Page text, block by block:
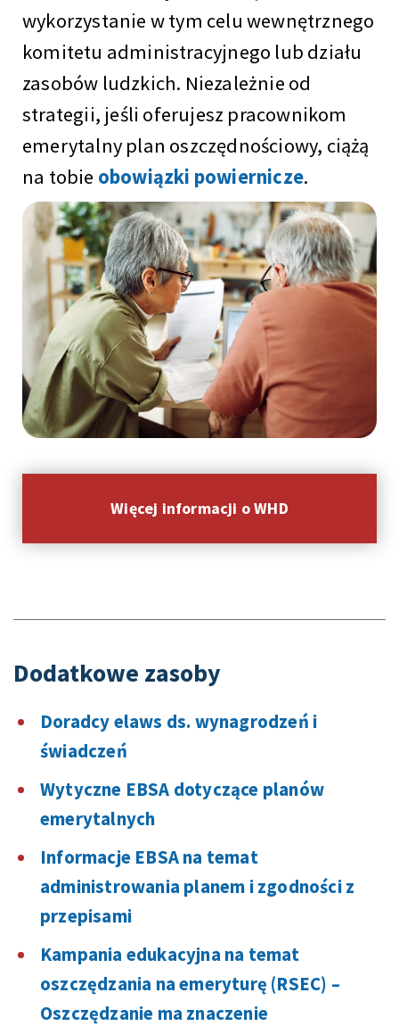
wykorzystanie w tym celu wewnętrznego
komitetu administracyjnego lub działu
zasobów ludzkich. Niezależnie od
strategii, jeśli oferujesz pracownikom
emerytalny plan oszczędnościowy, ciążą
na tobie obowiązki powiernicze.
Więcej informacji o WHD
Dodatkowe zasoby
Doradcy elaws ds. wynagrodzeń i
świadczeń
Wytyczne EBSA dotyczące planów
emerytalnych
Informacje EBSA na temat
administrowania planem i zgodności z
przepisami
Kampania edukacyjna na temat
oszczędzania na emeryturę (RSEC) –
Oszczędzanie ma znaczenie